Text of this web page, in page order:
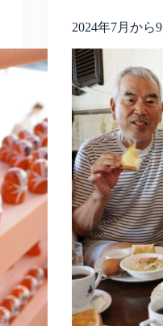
2024年7月から